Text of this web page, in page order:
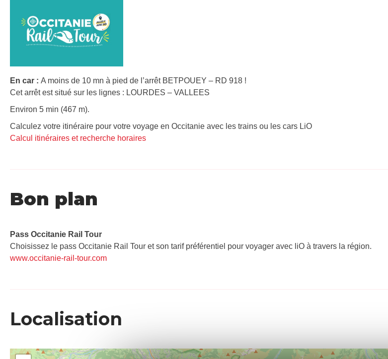
En car : A moins de 10 mn à pied de l’arrêt BETPOUEY – RD 918 !
Cet arrêt est situé sur les lignes : LOURDES – VALLEES
Environ 5 min (467 m).
Calculez votre itinéraire pour votre voyage en Occitanie avec les trains ou les cars LiO
Calcul itinéraires et recherche horaires
Bon plan
Pass Occitanie Rail Tour​
Choisissez le pass Occitanie Rail Tour et son tarif préférentiel pour voyager avec liO à travers la région.
www.occitanie-rail-tour.com
Localisation